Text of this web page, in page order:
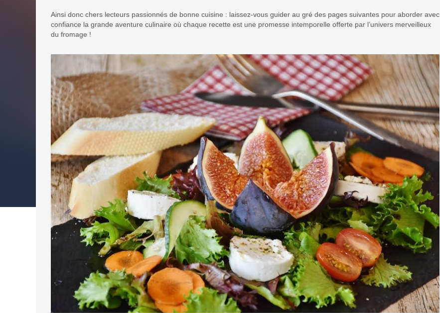
Ainsi donc chers lecteurs passionnés de bonne cuisine : laissez-vous guider au gré des pages suivantes pour aborder avec
confiance la grande aventure culinaire où chaque recette est une promesse intemporelle offerte par l’univers merveilleux
du fromage !